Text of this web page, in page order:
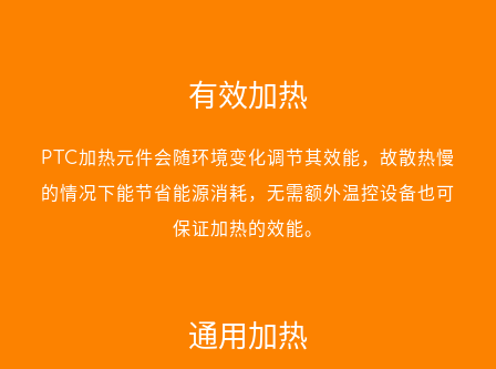
有效加热
PTC加热元件会随环境变化调节其效能，故散热慢
的情况下能节省能源消耗，无需额外温控设备也可
保证加热的效能。
通用加热